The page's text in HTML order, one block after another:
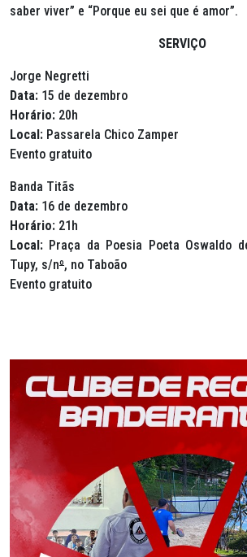
saber viver” e “Porque eu sei que é amor”.
SERVIÇO
Jorge Negretti
Data: 15 de dezembro
Horário: 20h
Local: Passarela Chico Zamper
Evento gratuito
Banda Titãs
Data: 16 de dezembro
Horário: 21h
Local: Praça da Poesia Poeta Oswaldo
Tupy, s/nº, no Taboão
Evento gratuito